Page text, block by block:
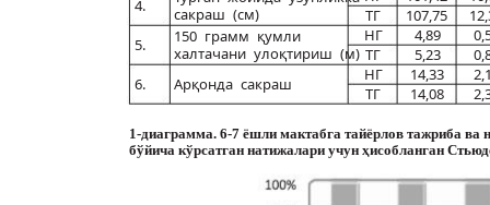
4.
сакраш (см)
ТГ
107,75
5.
150 грамм қумли
халтачани улоқтириш (м)
НГ 4,89
ТГ
5,23
6.
Арқонда сакраш НГ 14,33
ТГ
14,08
1-диаграмма. 6-7 ёшли мактабга тайёрлов тажриба ва
бўйича кўрсатган натижалари учун ҳисобланган